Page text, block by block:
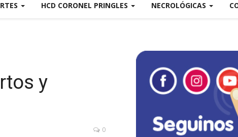
HCD CORONEL PRINGLES NECROLÓGICAS
y
0